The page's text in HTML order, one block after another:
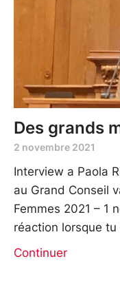
Des grands
2 novembre 2021
Interview a Paola
au Grand Conseil
Femmes 2021 – 1
réaction lorsque tu
Continuer